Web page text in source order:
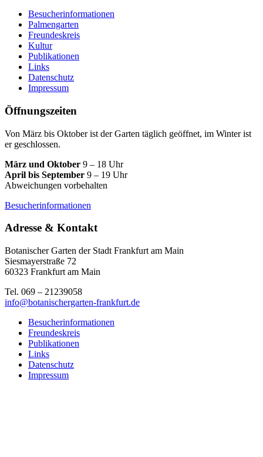
Besucherinformationen
Palmengarten
Freundeskreis
Kultur
Publikationen
Links
Datenschutz
Impressum
Öffnungszeiten
Von März bis Oktober ist der Garten täglich geöffnet, im Winter ist
er geschlossen.
März und Oktober 9 – 18 Uhr
April bis September 9 – 19 Uhr
Abweichungen vorbehalten
Besucherinformationen
Adresse & Kontakt
Botanischer Garten der Stadt Frankfurt am Main
Siesmayerstraße 72
60323 Frankfurt am Main
Tel. 069 – 21239058
info@botanischergarten-frankfurt.de
Besucherinformationen
Freundeskreis
Publikationen
Links
Datenschutz
Impressum